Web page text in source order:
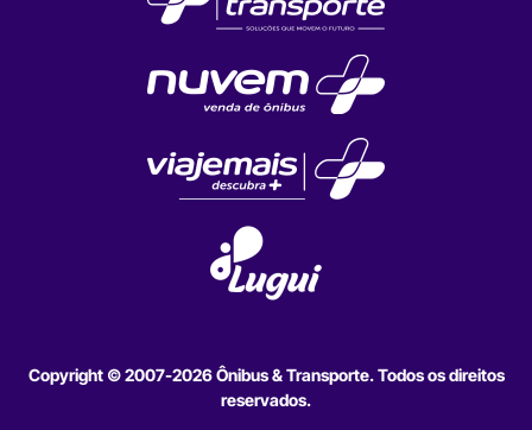
Copyright © 2007-2026 Ônibus & Transporte. Todos os direitos
reservados.